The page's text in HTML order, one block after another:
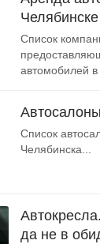
Челябинске
Список
автомобилей в
Список
Челябинска...
да не в